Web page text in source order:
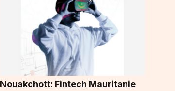
Nouakchott: Fintech Mauritanie